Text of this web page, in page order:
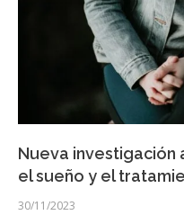
Nueva
el sueño y el
30/11/2023